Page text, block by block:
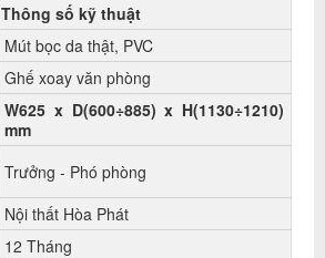
Thông số kỹ thuật
Mút bọc da thật, PVC
Ghế xoay văn phòng
W625 x D(600÷885) x H(1130÷1210)
mm
Trưởng - Phó phòng
Nội thất Hòa Phát
12 Tháng